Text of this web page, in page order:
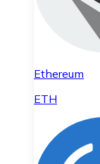
Ethereum
ETH